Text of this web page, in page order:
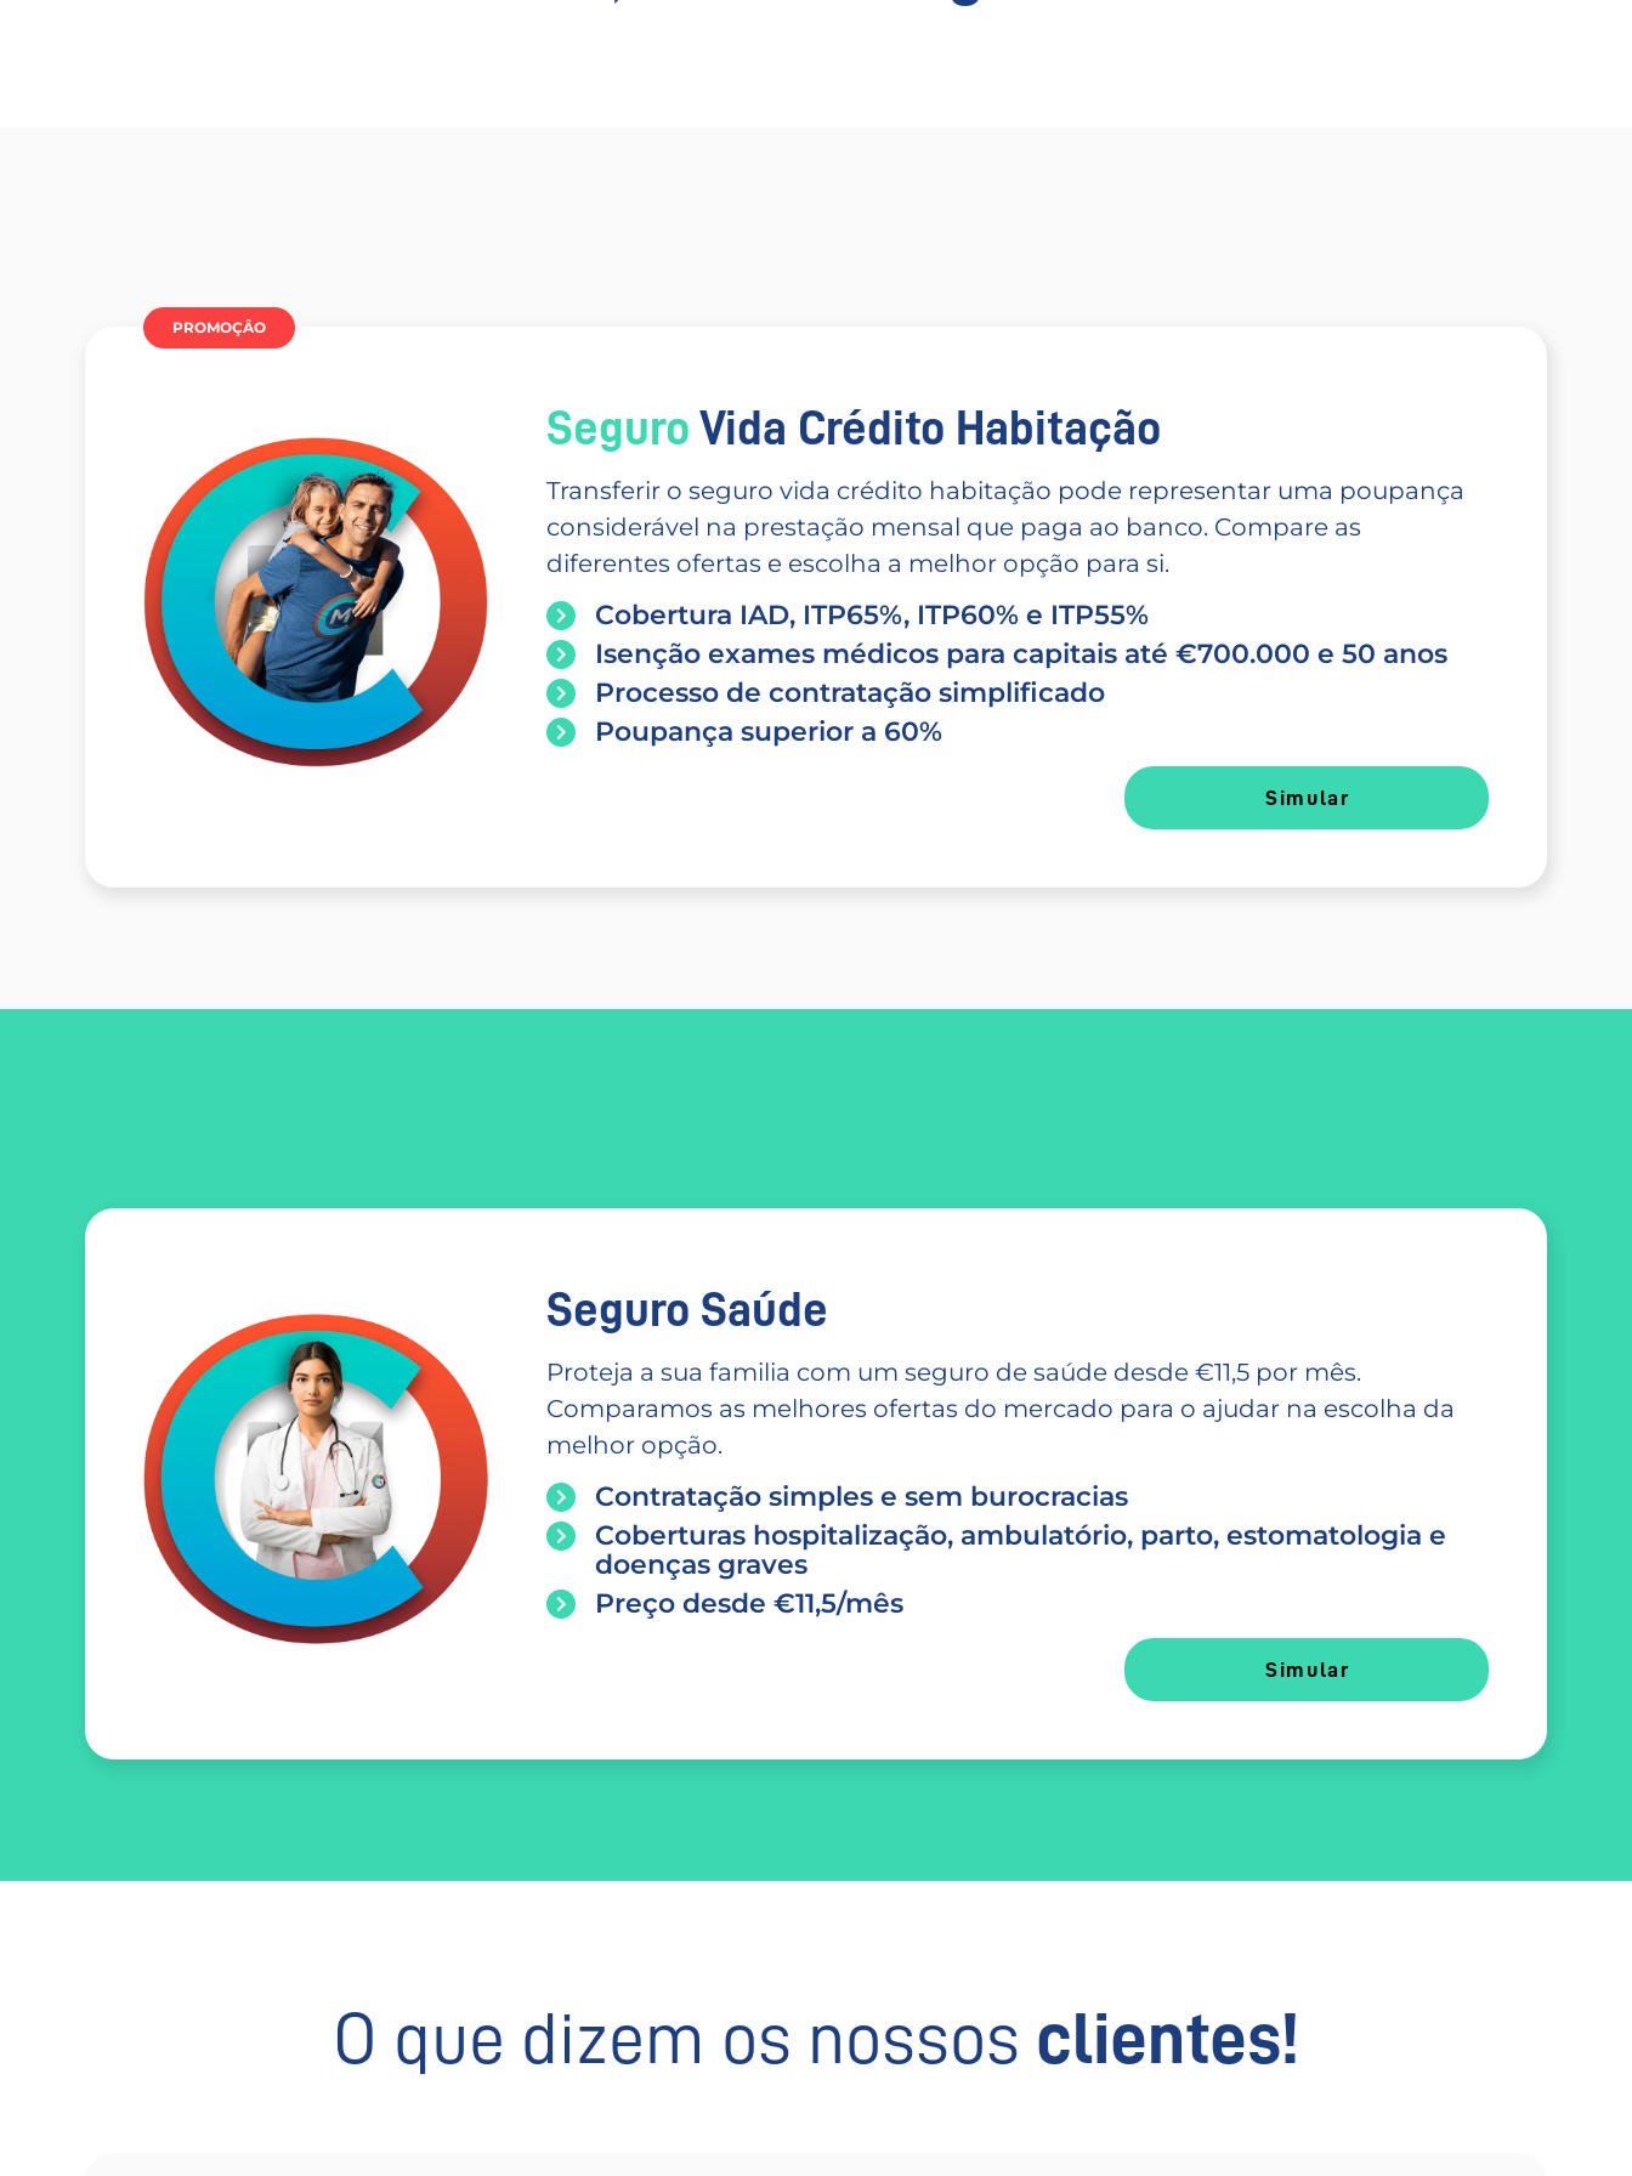
PROMOÇÂO
Seguro Vida Crédito Habitação
Transferir o seguro vida crédito habitação pode representar uma poupança
considerável na prestação mensal que paga ao banco. Compare as
diferentes ofertas e escolha a melhor opção para si.
Cobertura IAD, ITP65%, ITP60% e ITP55%
Isenção exames médicos para capitais até €700.000 e 50 anos
Processo de contratação simplificado
Poupança superior a 60%
Simular
Seguro Saúde
Proteja a sua familia com um seguro de saúde desde €11,5 por mês.
Comparamos as melhores ofertas do mercado para o ajudar na escolha da
melhor opção.
Contratação simples e sem burocracias
Coberturas hospitalização, ambulatório, parto, estomatologia e
doenças graves
Preço desde €11,5/mês
Simular
O que dizem os nossos clientes!